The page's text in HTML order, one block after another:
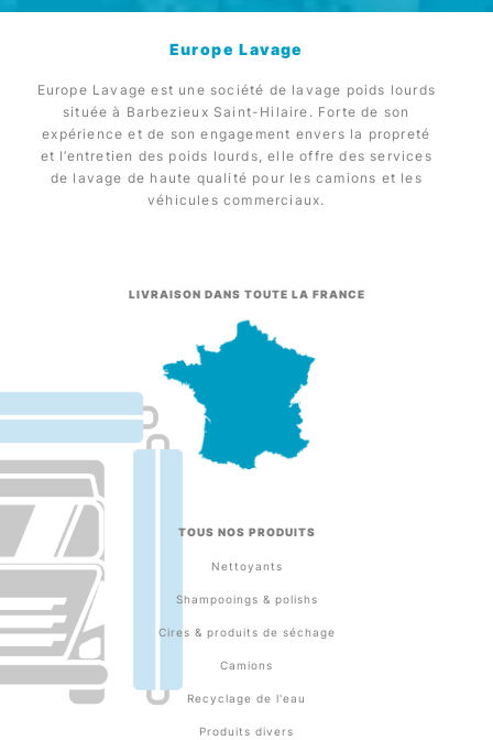
Europe Lavage
Europe Lavage est une société de lavage poids lourds
située à Barbezieux Saint-Hilaire. Forte de son
expérience et de son engagement envers la propreté
et l’entretien des poids lourds, elle offre des services
de lavage de haute qualité pour les camions et les
véhicules commerciaux.
LIVRAISON DANS TOUTE LA FRANCE
TOUS NOS PRODUITS
Nettoyants
Shampooings & polishs
Cires & produits de séchage
Camions
Recyclage de l'eau
Produits divers